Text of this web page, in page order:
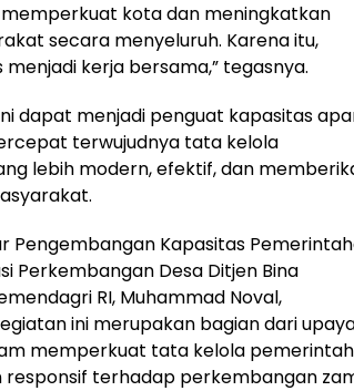
memperkuat kota dan meningkatkan
secara menyeluruh. Karena itu,
kerja bersama,” tegasnya.
dapat menjadi penguat kapasitas
terwujudnya tata kelola
lebih modern, efektif, dan
Pengembangan Kapasitas
Perkembangan Desa Ditjen Bina
RI, Muhammad Noval,
ini merupakan bagian dari
memperkuat tata kelola
terhadap perkembangan